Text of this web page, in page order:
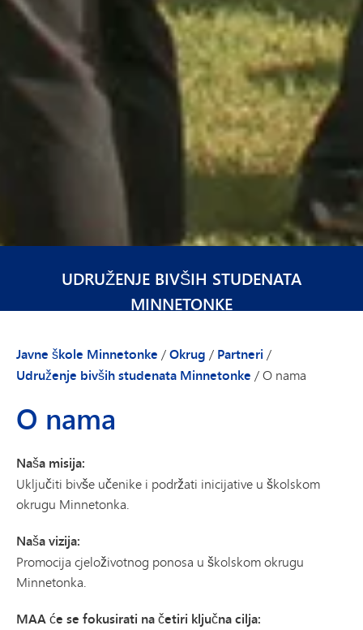
UDRUŽENJE BIVŠIH STUDENATA
MINNETONKE
Javne škole Minnetonke /Okrug / Partneri /
Udruženje bivših studenata Minnetonke /O nama
O nama
Naša misija:
Uključiti bivše učenike i podržati inicijative u školskom
okrugu Minnetonka.
Naša vizija:
Promocija cjeloživotnog ponosa u školskom okrugu
Minnetonka.
MAA će se fokusirati na četiri ključna cilja: